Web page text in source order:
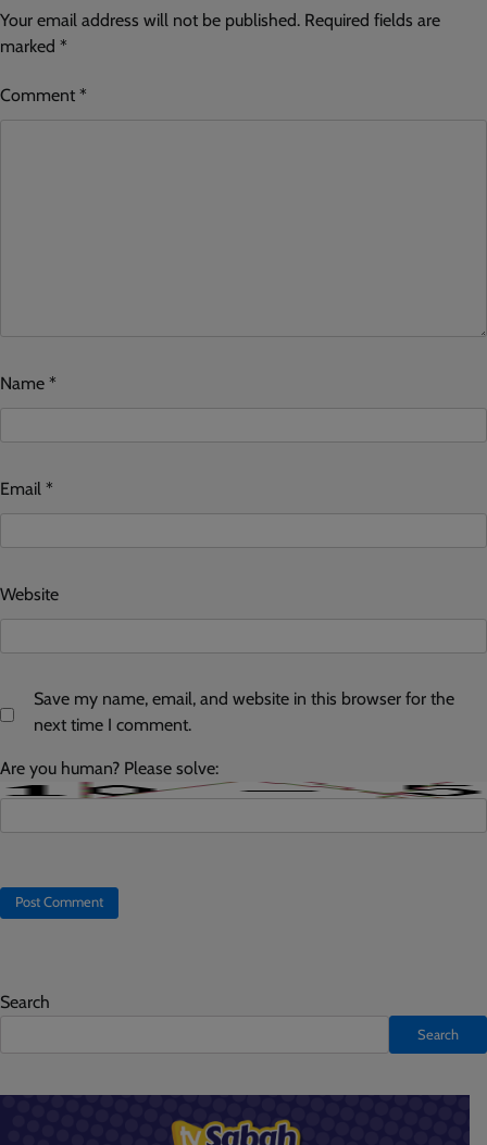
Your email address will not be published. Required fields are
marked *
Comment *
Name *
Email *
Website
Save my name, email, and website in this browser for the
next time I comment.
Are you human? Please solve:
Search
Search